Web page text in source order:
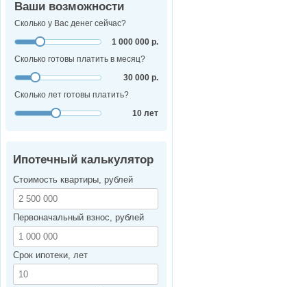
Ваши возможности
Сколько у Вас денег сейчас?
1 000 000 р.
Сколько готовы платить в месяц?
30 000 р.
Сколько лет готовы платить?
10 лет
Ипотечный калькулятор
Стоимость квартиры, рублей
Первоначальный взнос, рублей
Срок ипотеки, лет